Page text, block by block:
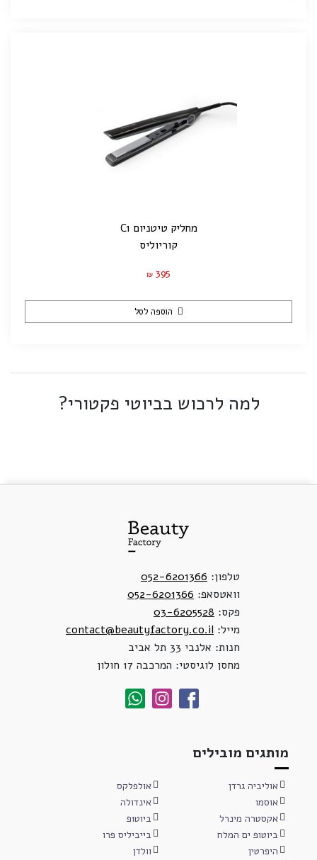
מחליק טיטניום C1
קוריוליס
₪ 395
הוספה לסל
למה לרכוש בביוטי פקטורי?
טלפון: 052-6201366
וואטסאפ: 052-6201366
פקס: 03-6205528
מייל: contact@beautyfactory.co.il
חנות: אלנבי 33 תל אביב
מחסן לוגיסטי: המרכבה 17 חולון
מותגים מובילים
אוליביה גרדן
אולפלקס
אוסמו
אינדולה
אקסטרה מינרל
ביוטופ
ביוטופ ים המלח
בייביליס פרו
היפרטין
וולדן